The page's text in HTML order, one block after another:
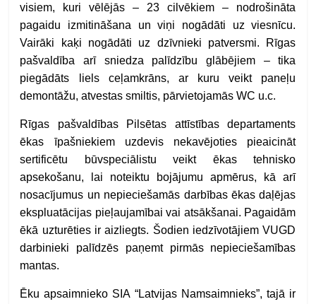
visiem, kuri vēlējās – 23 cilvēkiem – nodrošināta
pagaidu izmitināšana un viņi nogādāti uz viesnīcu.
Vairāki kaķi nogādāti uz dzīvnieki patversmi. Rīgas
pašvaldība arī sniedza palīdzību glābējiem – tika
piegādāts liels ceļamkrāns, ar kuru veikt paneļu
demontāžu, atvestas smiltis, pārvietojamās WC u.c.
Rīgas pašvaldības Pilsētas attīstības departaments
ēkas īpašniekiem uzdevis nekavējoties pieaicināt
sertificētu būvspeciālistu veikt ēkas tehnisko
apsekošanu, lai noteiktu bojājumu apmērus, kā arī
nosacījumus un nepieciešamās darbības ēkas daļējas
ekspluatācijas pieļaujamībai vai atsākšanai. Pagaidām
ēkā uzturēties ir aizliegts. Šodien iedzīvotājiem VUGD
darbinieki palīdzēs paņemt pirmās nepieciešamības
mantas.
Ēku apsaimnieko SIA “Latvijas Namsaimnieks”, tajā ir